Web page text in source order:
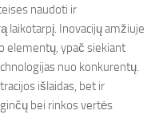
naudoti ir
laikotarpį. Inovacijų amžiuje
elementų, ypač siekiant
nuo konkurentų.
išlaidas, bet ir
bei rinkos vertės